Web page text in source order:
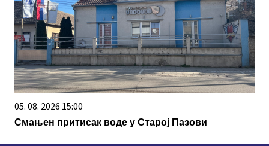
05. 08. 2026 15:00
Смањен притисак воде у Старој Пазови